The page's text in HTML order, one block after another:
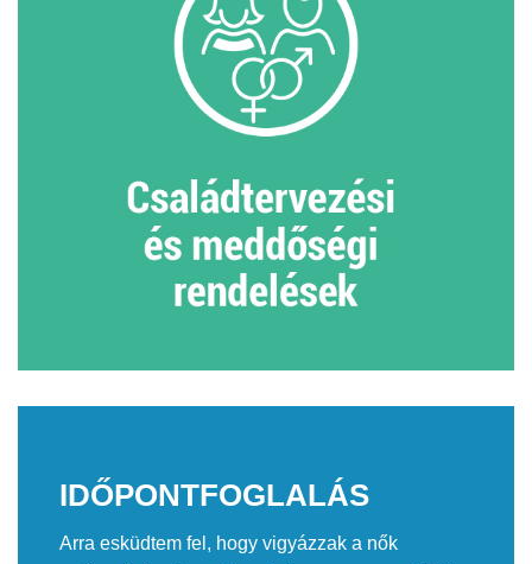
IDŐPONTFOGLALÁS
Arra esküdtem fel, hogy vigyázzak a nők